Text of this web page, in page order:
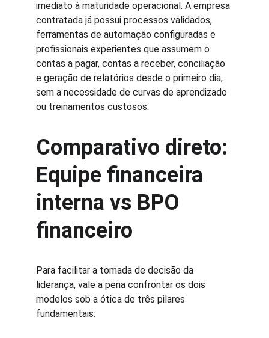
imediato à maturidade operacional. A empresa
contratada já possui processos validados,
ferramentas de automação configuradas e
profissionais experientes que assumem o
contas a pagar, contas a receber, conciliação
e geração de relatórios desde o primeiro dia,
sem a necessidade de curvas de aprendizado
ou treinamentos custosos.
Comparativo direto:
Equipe financeira
interna vs BPO
financeiro
Para facilitar a tomada de decisão da
liderança, vale a pena confrontar os dois
modelos sob a ótica de três pilares
fundamentais: